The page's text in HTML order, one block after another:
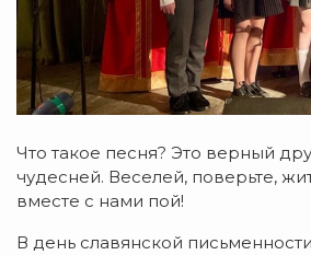
Что такое песня? Это верный
чудесней. Веселей, поверьте,
вместе с нами пой!
В день славянской